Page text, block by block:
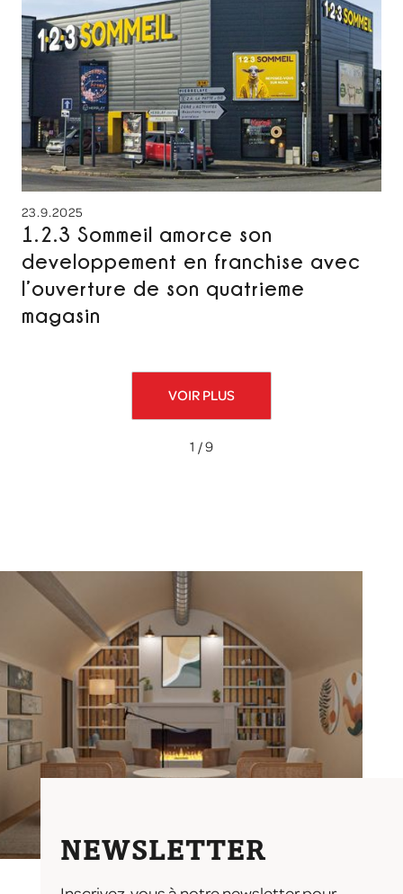
23.9.2025
1.2.3 Sommeil amorce son
developpement en franchise avec
l’ouverture de son quatrieme
magasin
VOIR PLUS
1 / 9
NEWSLETTER